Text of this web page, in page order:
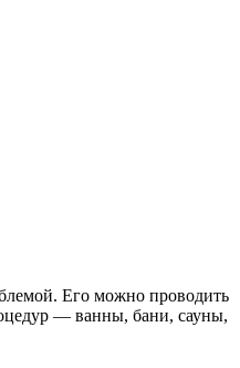
Его можно проводить
— ванны, бани, сауны,